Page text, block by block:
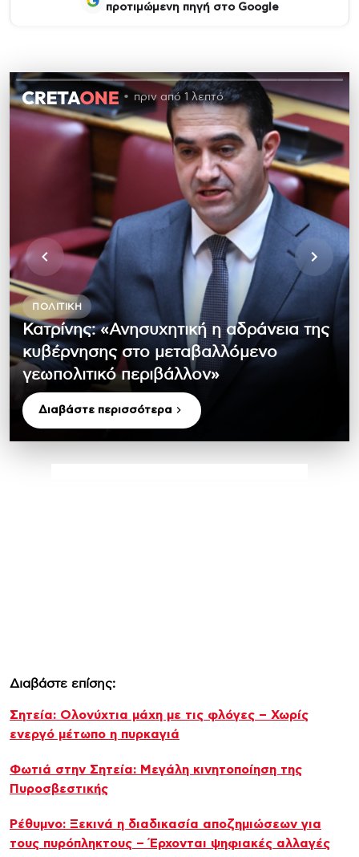
προτιμώμενη πηγή στο Google
πριν από 1 λεπτό
ΠΟΛΙΤΙΚΉ
Κατρίνης: «Ανησυχητική η αδράνεια της
κυβέρνησης στο μεταβαλλόμενο
γεωπολιτικό περιβάλλον»
Διαβάστε περισσότερα
Διαβάστε επίσης:
Σητεία: Ολονύχτια μάχη με τις φλόγες – Χωρίς
ενεργό μέτωπο η πυρκαγιά
Φωτιά στην Σητεία: Μεγάλη κινητοποίηση της
Πυροσβεστικής
Ρέθυμνο: Ξεκινά η διαδικασία αποζημιώσεων για
τους πυρόπληκτους – Έρχονται ψηφιακές αλλαγές